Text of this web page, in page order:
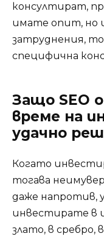
консултират,
имате опит, но
затруднения,
специфична
Защо SEO
време на
удачно
Когато
тогава
даже напротив,
инвестирате в
злато, в сребро,